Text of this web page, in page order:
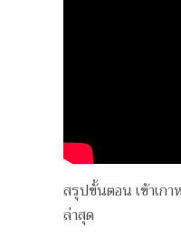
สรุปขั้นตอน เข้าเก
ล่าสุด